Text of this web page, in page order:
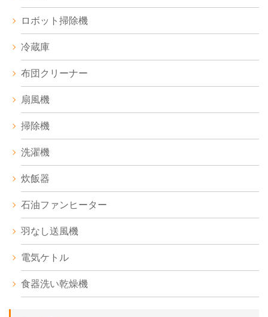
ロボット掃除機
冷蔵庫
布団クリーナー
扇風機
掃除機
洗濯機
炊飯器
石油ファンヒーター
羽なし送風機
電気ケトル
食器洗い乾燥機